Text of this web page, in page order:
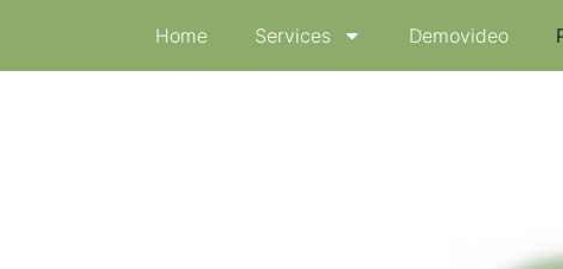
Home Services Demovideo